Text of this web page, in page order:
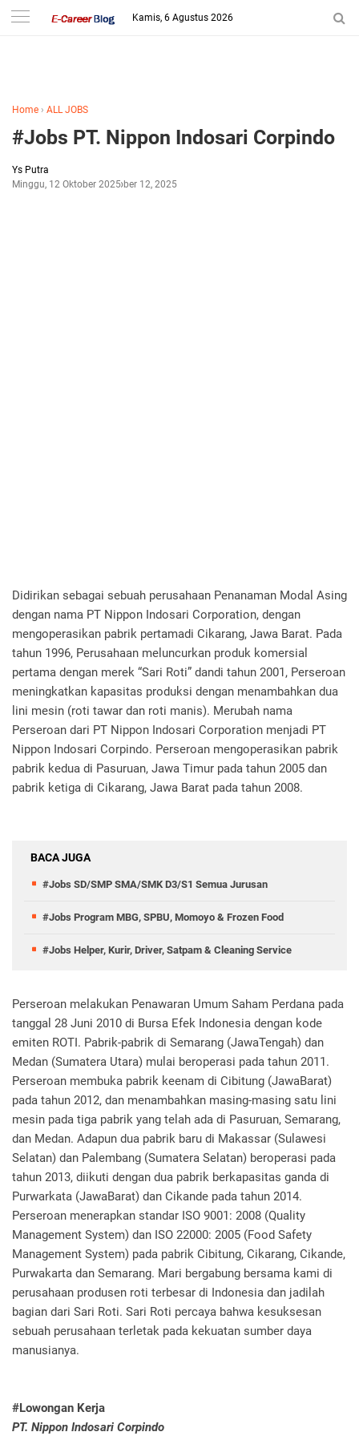
-->
Kamis, 6 Agustus 2026
Home › ALL JOBS
#Jobs PT. Nippon Indosari Corpindo
Ys Putra
Minggu, 12 Oktober 2025Oktober 12, 2025
Didirikan sebagai sebuah perusahaan Penanaman Modal Asing
dengan nama PT Nippon Indosari Corporation, dengan
mengoperasikan pabrik pertamadi Cikarang, Jawa Barat. Pada
tahun 1996, Perusahaan meluncurkan produk komersial
pertama dengan merek “Sari Roti” dandi tahun 2001, Perseroan
meningkatkan kapasitas produksi dengan menambahkan dua
lini mesin (roti tawar dan roti manis). Merubah nama
Perseroan dari PT Nippon Indosari Corporation menjadi PT
Nippon Indosari Corpindo. Perseroan mengoperasikan pabrik
pabrik kedua di Pasuruan, Jawa Timur pada tahun 2005 dan
pabrik ketiga di Cikarang, Jawa Barat pada tahun 2008.
BACA JUGA
#Jobs SD/SMP SMA/SMK D3/S1 Semua Jurusan
#Jobs Program MBG, SPBU, Momoyo & Frozen Food
#Jobs Helper, Kurir, Driver, Satpam & Cleaning Service
Perseroan melakukan Penawaran Umum Saham Perdana pada
tanggal 28 Juni 2010 di Bursa Efek Indonesia dengan kode
emiten ROTI. Pabrik-pabrik di Semarang (JawaTengah) dan
Medan (Sumatera Utara) mulai beroperasi pada tahun 2011.
Perseroan membuka pabrik keenam di Cibitung (JawaBarat)
pada tahun 2012, dan menambahkan masing-masing satu lini
mesin pada tiga pabrik yang telah ada di Pasuruan, Semarang,
dan Medan. Adapun dua pabrik baru di Makassar (Sulawesi
Selatan) dan Palembang (Sumatera Selatan) beroperasi pada
tahun 2013, diikuti dengan dua pabrik berkapasitas ganda di
Purwarkata (JawaBarat) dan Cikande pada tahun 2014.
Perseroan menerapkan standar ISO 9001: 2008 (Quality
Management System) dan ISO 22000: 2005 (Food Safety
Management System) pada pabrik Cibitung, Cikarang, Cikande,
Purwakarta dan Semarang. Mari bergabung bersama kami di
perusahaan produsen roti terbesar di Indonesia dan jadilah
bagian dari Sari Roti. Sari Roti percaya bahwa kesuksesan
sebuah perusahaan terletak pada kekuatan sumber daya
manusianya.
#Lowongan Kerja
PT. Nippon Indosari Corpindo